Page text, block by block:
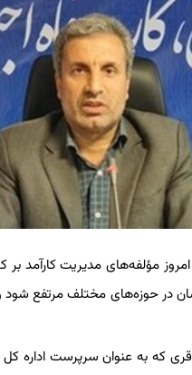
امروز مؤلفه‌های مدیریت کارآمد بر
در حوزه‌های مختلف مرتفع شود
که به عنوان سرپرست اداره کل